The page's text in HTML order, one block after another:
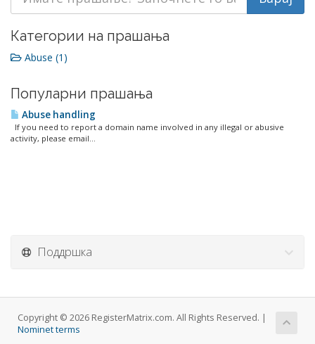
Категории на прашања
Abuse (1)
Популарни прашања
Abuse handling
If you need to report a domain name involved in any illegal or abusive
activity, please email...
Поддршка
Copyright © 2026 RegisterMatrix.com. All Rights Reserved. |
Nominet terms